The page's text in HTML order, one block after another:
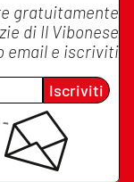
gratuitamente
di Il Vibonese
email e iscriviti
Iscriviti